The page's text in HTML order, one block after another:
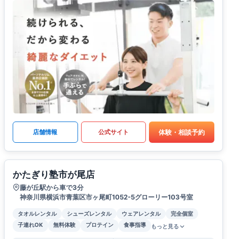
店舗情報 公式サイト 体験・相談予約
かたぎり塾市が尾店
藤が丘駅から車で3分
神奈川県横浜市青葉区市ヶ尾町1052-5グローリー103号室
タオルレンタル シューズレンタル ウェアレンタル
完全個室
子連れOK
無料体験 プロテイン 食事指導 もっと見る